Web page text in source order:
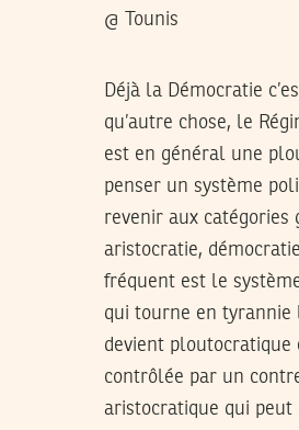
@ Tounis
Déjà la Démocratie
qu’autre chose, le
est en général une
penser un système
revenir aux catégories
aristocratie,
fréquent est le
qui tourne en tyrannie
devient ploutocratique
contrôlée par un
aristocratique qui peut